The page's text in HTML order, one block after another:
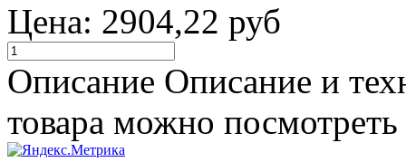
Цена: 2904,22 руб
Описание Описание и
товара можно